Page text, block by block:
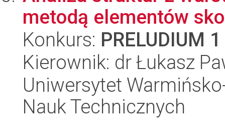
metodą elementów
Konkurs: PRELUDIUM 1
Kierownik: dr Łukasz
Uniwersytet
Nauk Technicznych